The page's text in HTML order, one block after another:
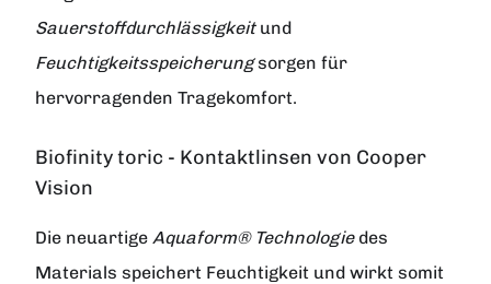
Sauerstoffdurchlässigkeitund
Feuchtigkeitsspeicherungsorgen für
hervorragenden Tragekomfort.
Biofinity toric - Kontaktlinsen von Cooper
Vision
Die neuartige Aquaform® Technologiedes
Materials speichert Feuchtigkeit und wirkt somit